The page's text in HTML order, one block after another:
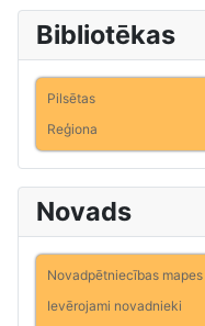
Bibliotēkas
Pilsētas
Reģiona
Novads
Novadpētniecības mapes
Ievērojami novadnieki